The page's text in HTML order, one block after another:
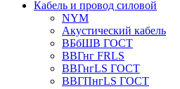
Кабель и провод силовой
NYM
Акустический кабель
ВБбШВ ГОСТ
ВВГнг FRLS
ВВГнгLS ГОСТ
ВВГПнгLS ГОСТ